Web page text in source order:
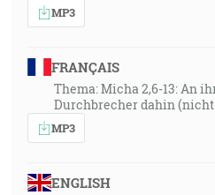
MP3
FRANÇAIS
Thema: Micha 2,6-13: An
Durchbrecher dahin
MP3
ENGLISH